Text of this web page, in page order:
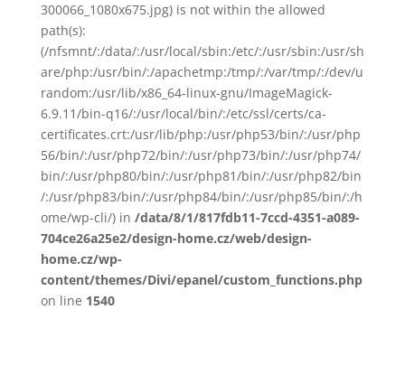
300066_1080x675.jpg) is not within the allowed
path(s):
(/nfsmnt/:/data/:/usr/local/sbin:/etc/:/usr/sbin:/usr/sh
are/php:/usr/bin/:/apachetmp:/tmp/:/var/tmp/:/dev/u
random:/usr/lib/x86_64-linux-gnu/ImageMagick-
6.9.11/bin-q16/:/usr/local/bin/:/etc/ssl/certs/ca-
certificates.crt:/usr/lib/php:/usr/php53/bin/:/usr/php
56/bin/:/usr/php72/bin/:/usr/php73/bin/:/usr/php74/
bin/:/usr/php80/bin/:/usr/php81/bin/:/usr/php82/bin
/:/usr/php83/bin/:/usr/php84/bin/:/usr/php85/bin/:/h
ome/wp-cli/) in /data/8/1/817fdb11-7ccd-4351-a089-
704ce26a25e2/design-home.cz/web/design-
home.cz/wp-
content/themes/Divi/epanel/custom_functions.php
on line 1540